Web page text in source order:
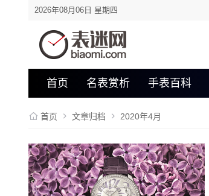
2026年08月06日 星期四
首页 名表赏析 手表百科
首页 文章归档 2020年4月